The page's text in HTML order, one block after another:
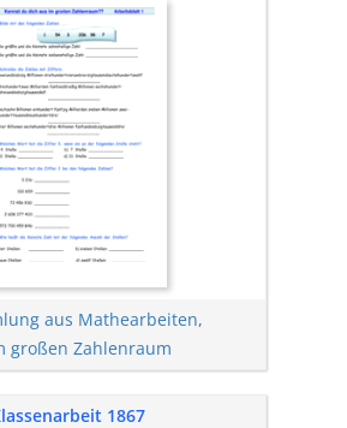
aus Mathearbeiten,
großen Zahlenraum
1867